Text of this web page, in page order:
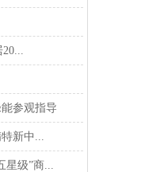
参观指导
新中...
星级”商...